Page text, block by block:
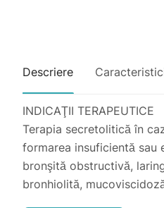
Descriere
INDICAŢII TERAPEUTICE
Terapia secretolitică în
formarea insuficientă sau
bronşită obstructivă,
bronhiolită,
Adulţi şi copii cu vârsta